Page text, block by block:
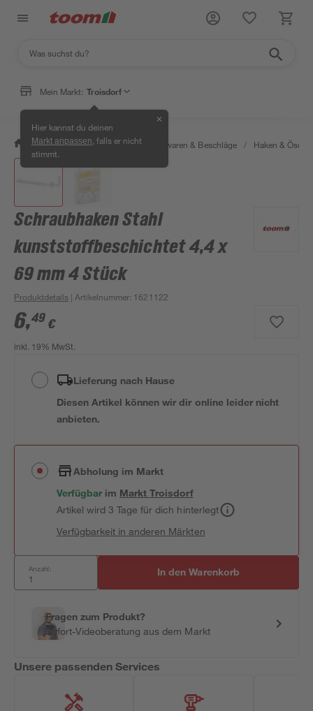
Mein Markt: Troisdorf
Hier kannst du deinen
Markt anpassen , falls er nicht
stimmt.
✕
/ Werkstatt & Maschinen / Eisenwaren & Beschläge / Haken & Ösen
Schraubhaken Stahl
kunststoffbeschichtet 4,4 x
69 mm 4 Stück
Produktdetails | Artikelnummer: 1621122
6,49 €
inkl. 19% MwSt.
Lieferung nach Hause
Diesen Artikel können wir dir online leider nicht
anbieten.
Abholung im Markt
Verfügbar im MarktTroisdorf
Artikel wird 3 Tage für dich hinterlegt
Verfügbarkeit in anderen Märkten
Anzahl: In den Warenkorb
Fragen zum Produkt?
Sofort-Videoberatung aus dem Markt
Unsere passenden Services